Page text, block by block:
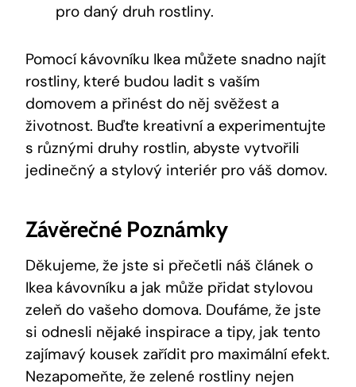
pro daný druh rostliny.
Pomocí kávovníku Ikea můžete snadno najít
rostliny, které budou ladit s vaším
domovem a přinést do něj svěžest a
životnost. Buďte kreativní a experimentujte
s různými druhy rostlin, abyste vytvořili
jedinečný a stylový interiér pro váš domov.
Závěrečné Poznámky
Děkujeme, že jste si přečetli náš článek o
Ikea kávovníku a jak může přidat stylovou
zeleň do vašeho domova. Doufáme, že jste
si odnesli nějaké inspirace a tipy, jak tento
zajímavý kousek zařídit pro maximální efekt.
Nezapomeňte, že zelené rostliny nejen